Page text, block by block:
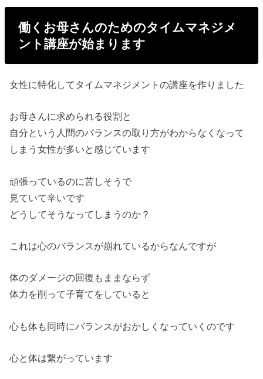
働くお母さんのためのタイムマネジメ
ント講座が始まります
女性に特化してタイムマネジメントの講座を作りました
お母さんに求められる役割と
自分という人間のバランスの取り方がわからなくなって
しまう女性が多いと感じています
頑張っているのに苦しそうで
見ていて辛いです
どうしてそうなってしまうのか？
これは心のバランスが崩れているからなんですが
体のダメージの回復もままならず
体力を削って子育てをしていると
心も体も同時にバランスがおかしくなっていくのです
心と体は繋がっています